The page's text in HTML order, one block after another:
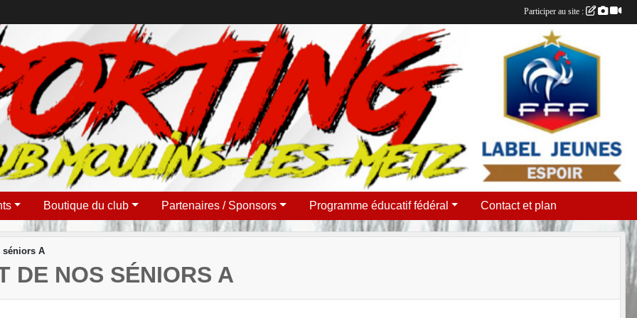
Boutique du club Partenaires / Sponsors Programme éducatif fédéral Contact et plan
séniors A
DE NOS SÉNIORS A
Participer au site :